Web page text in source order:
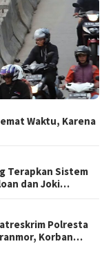
Waktu, Karena
Terapkan Sistem
dan Joki
Polresta
Korban